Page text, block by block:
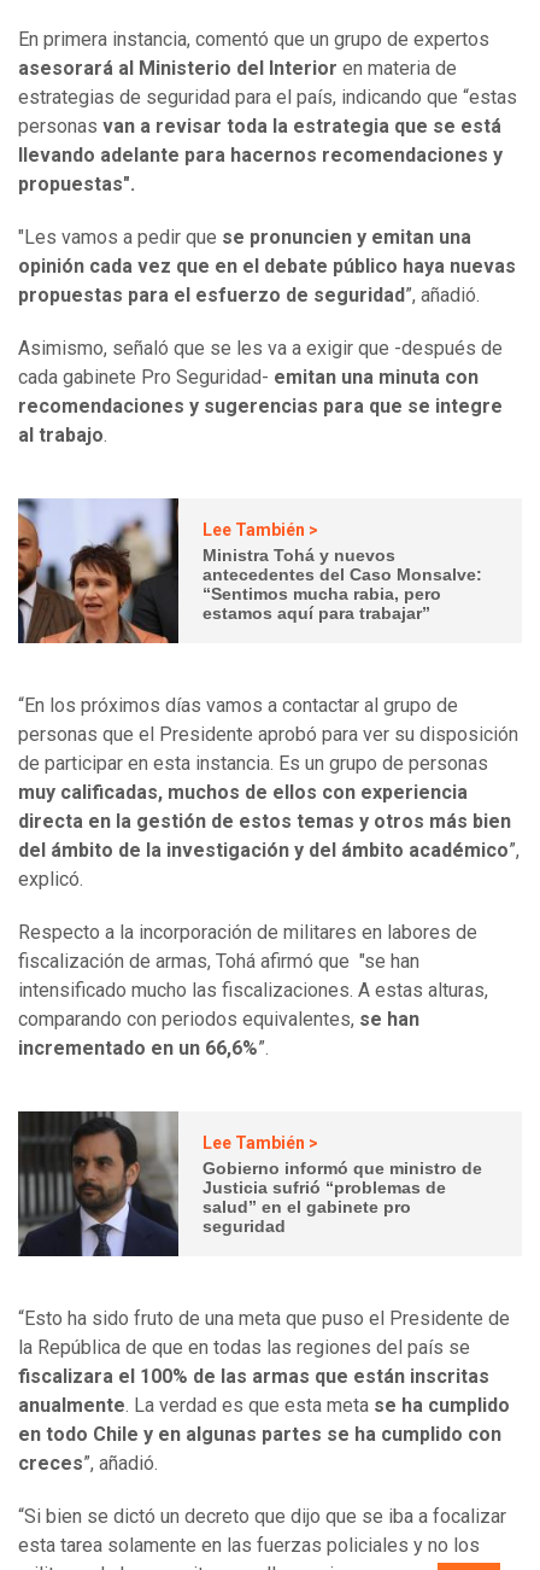
En primera instancia, comentó que un grupo de expertos
asesorará al Ministerio del Interior en materia de
estrategias de seguridad para el país, indicando que “estas
personas van a revisar toda la estrategia que se está
llevando adelante para hacernos recomendaciones y
propuestas".
"Les vamos a pedir que se pronuncien y emitan una
opinión cada vez que en el debate público haya nuevas
propuestas para el esfuerzo de seguridad”, añadió.
Asimismo, señaló que se les va a exigir que -después de
cada gabinete Pro Seguridad- emitan una minuta con
recomendaciones y sugerencias para que se integre
al trabajo.
Lee También >
Ministra Tohá y nuevos
antecedentes del Caso Monsalve:
“Sentimos mucha rabia, pero
estamos aquí para trabajar”
“En los próximos días vamos a contactar al grupo de
personas que el Presidente aprobó para ver su disposición
de participar en esta instancia. Es un grupo de personas
muy calificadas, muchos de ellos con experiencia
directa en la gestión de estos temas y otros más bien
del ámbito de la investigación y del ámbito académico”,
explicó.
Respecto a la incorporación de militares en labores de
fiscalización de armas, Tohá afirmó que "se han
intensificado mucho las fiscalizaciones. A estas alturas,
comparando con periodos equivalentes, se han
incrementado en un 66,6%”.
Lee También >
Gobierno informó que ministro de
Justicia sufrió “problemas de
salud” en el gabinete pro
seguridad
“Esto ha sido fruto de una meta que puso el Presidente de
la República de que en todas las regiones del país se
fiscalizara el 100% de las armas que están inscritas
anualmente. La verdad es que esta meta se ha cumplido
en todo Chile y en algunas partes se ha cumplido con
creces”, añadió.
“Si bien se dictó un decreto que dijo que se iba a focalizar
esta tarea solamente en las fuerzas policiales y no los